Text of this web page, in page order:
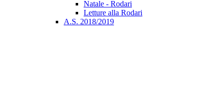
Natale - Rodari
Letture alla Rodari
A.S. 2018/2019